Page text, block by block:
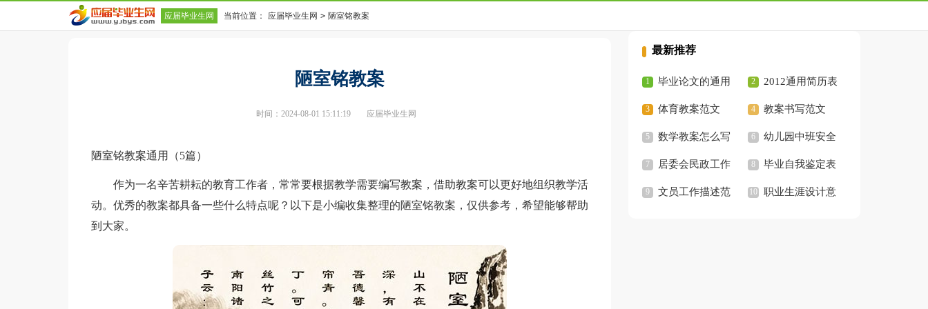
应届毕业生网 当前位置： 应届毕业生网 > 陋室铭教案
陋室铭教案
时间：2024-08-01 15:11:19 应届毕业生网
陋室铭教案通用（5篇）
作为一名辛苦耕耘的教育工作者，常常要根据教学需要编写教案，借助教案可以更好地组织教学活
动。优秀的教案都具备一些什么特点呢？以下是小编收集整理的陋室铭教案，仅供参考，希望能够帮助
到大家。
最新推荐
毕业论文的通用
格式
2012通用简历表
格
体育教案范文 教案书写范文
数学教案怎么写 幼儿园中班安全
教案
居委会民政工作
总结
毕业自我鉴定表
文员工作描述范 职业生涯设计意